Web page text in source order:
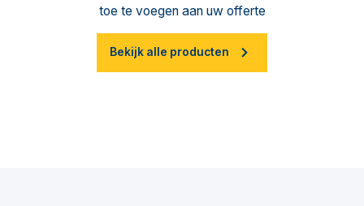
toe te voegen aan uw offerte
Bekijk alle producten